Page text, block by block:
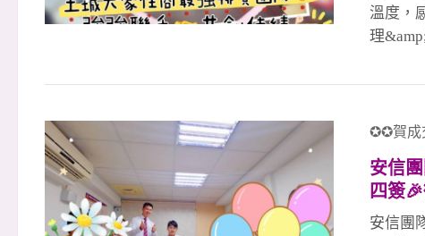
溫度，
理
四季一
煌！
#111年
協助!!
強的安
✪✪賀成
安信
四簽
手，
安信團